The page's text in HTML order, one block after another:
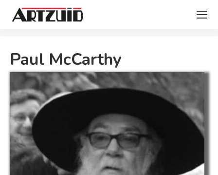
Paul McCarthy